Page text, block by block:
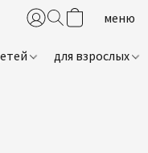
для взрослых